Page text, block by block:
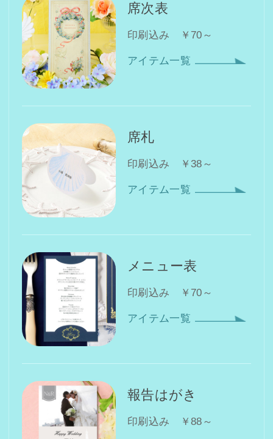
席次表
印刷込み ￥70～
アイテム一覧
席札
印刷込み ￥38～
アイテム一覧
メニュー表
印刷込み ￥70～
アイテム一覧
報告はがき
印刷込み ￥88～